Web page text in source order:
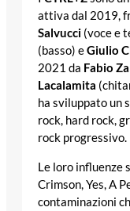
attiva dal 2019,
Salvucci (voce e
(basso) eGiulio
2021 da Fabio
Lacalamita
ha sviluppato un
rock, hard rock,
rock progressivo.
Le loro influenze
Crimson, Yes, A
contaminazioni